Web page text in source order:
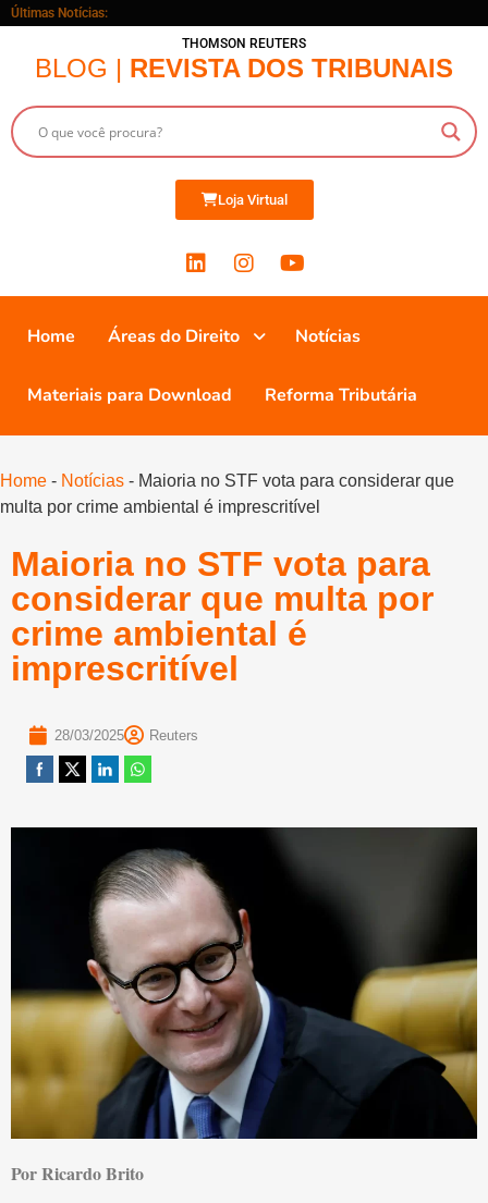
Últimas Notícias:
THOMSON REUTERS
BLOG | REVISTA DOS TRIBUNAIS
Loja Virtual
Home Áreas do Direito Notícias
Materiais para Download Reforma Tributária
Home - Notícias - Maioria no STF vota para considerar que
multa por crime ambiental é imprescritível
Maioria no STF vota para
considerar que multa por
crime ambiental é
imprescritível
28/03/2025 Reuters
Por Ricardo Brito